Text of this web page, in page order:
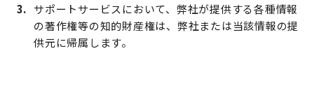
サポートサービスにおいて、弊社が提供する各種情報
の著作権等の知的財産権は、弊社または当該情報の提
供元に帰属します。